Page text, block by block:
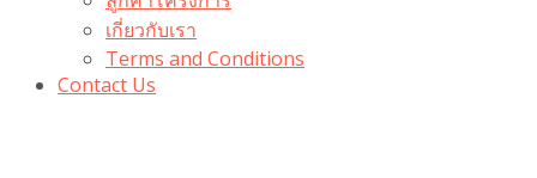
เกี่ยวกับเรา
Terms and Conditions
Contact Us